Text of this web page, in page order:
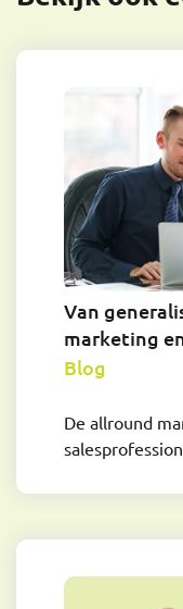
Van
marketing
Blog
De allround